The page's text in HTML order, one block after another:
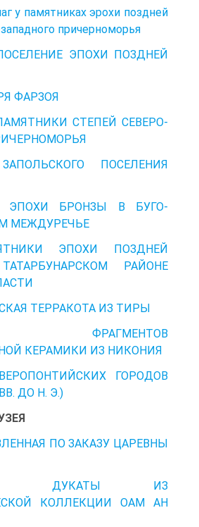
у памятниках эрохи поздней
причерноморья
ЭПОХИ ПОЗДНЕЙ
ФАРЗОЯ
СТЕПЕЙ СЕВЕРО-
ПОСЕЛЕНИЯ
ЭПОХИ БРОНЗЫ В БУГО-
МЕЖДУРЕЧЬЕ
ЭПОХИ ПОЗДНЕЙ
РАЙОНЕ
ТЕРРАКОТА ИЗ ТИРЫ
ФРАГМЕНТОВ
КЕРАМИКИ ИЗ НИКОНИЯ
ГОРОДОВ
ДО Н. Э.)
ПО ЗАКАЗУ ЦАРЕВНЫ
ДУКАТЫ ИЗ
КОЛЛЕКЦИИ ОАМ АН